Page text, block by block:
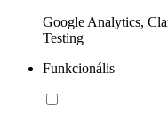
Google Analytics,
Testing
Funkcionális